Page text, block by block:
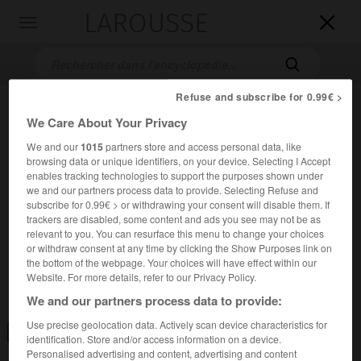


Accueil>Encyclopédie [divers]>vietnamien
vietnamien
Consulter aussi dans le dictionnaire :vietnamien
Refuse and subscribe for 0.99€ >
We Care About Your Privacy
We and our1015partners store and access personal data, like
browsing data or unique identifiers, on your device. Selecting I Accept
enables tracking technologies to support the purposes shown under
we and our partners process data to provide. Selecting Refuse and
subscribe for 0.99€ > or withdrawing your consent will disable them. If
trackers are disabled, some content and ads you see may not be as
relevant to you. You can resurface this menu to change your choices
or withdraw consent at any time by clicking the Show Purposes link on
the bottom of the webpage. Your choices will have effect within our
Website. For more details, refer to our Privacy Policy.
We and our partners process data to provide:
Use precise geolocation data. Actively scan device characteristics for
identification. Store and/or access information on a device.
Personalised advertising and content, advertising and content